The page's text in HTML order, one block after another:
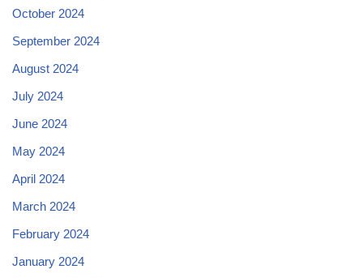
October 2024
September 2024
August 2024
July 2024
June 2024
May 2024
April 2024
March 2024
February 2024
January 2024